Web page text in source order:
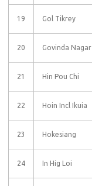
19 Gol Tikrey
20 Govinda Nagar
21 Hin Pou Chi
22 Hoin Incl Ikuia
23 Hokesiang
24 In Hig Loi